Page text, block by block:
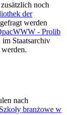
noch
der
werden
- Prolib
Staatsarchiv
nach
Szkoły branżowe w